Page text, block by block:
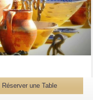
Réserver une Table